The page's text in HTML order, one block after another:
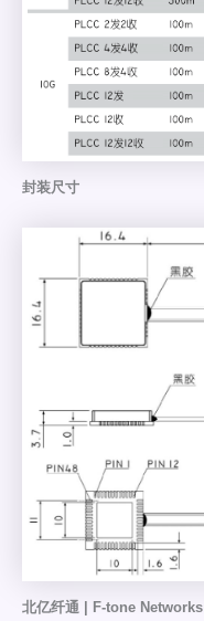
封装尺寸
北亿纤通 | F-tone Networks